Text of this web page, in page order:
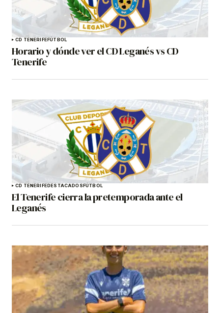
CD TENERIFEFÚTBOL
Horario y dónde ver el CD Leganés vs CD
Tenerife
CD TENERIFEDESTACADOS FÚTBOL
El Tenerife cierra la pretemporada ante el
Leganés